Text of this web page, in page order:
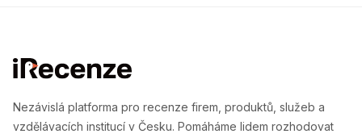
Nezávislá platforma pro recenze firem, produktů, služeb a
vzdělávacích institucí v Česku. Pomáháme lidem rozhodovat